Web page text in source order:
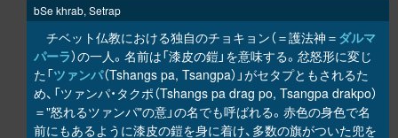
bSe khrab, Setrap
チベット仏教における独自のチョキョン（＝護法神＝ ダルマ
パーラ）の一人。名前は「漆皮の鎧」を意味する。忿怒形に変じ
た「ツァンパ（Tshangs pa, Tsangpa）」がセタプともされるた
め、「ツァンパ・タクポ（Tshangs pa drag po, Tsangpa drakpo）
＝"怒れるツァンパ"の意」の名でも呼ばれる。赤色の身色で名
前にもあるように漆皮の鎧を身に着け、多数の旗がついた兜を